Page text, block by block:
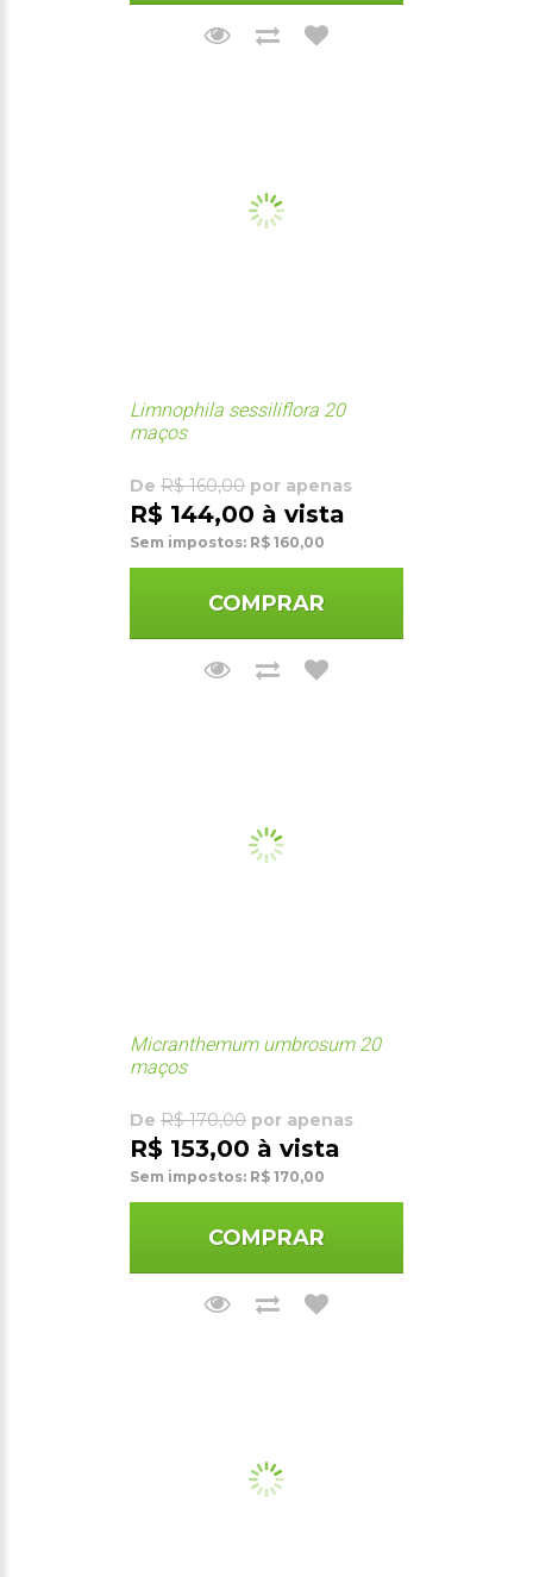
Limnophila sessiliflora 20
maços
De R$ 160,00 por apenas
R$ 144,00 à vista
Sem impostos: R$ 160,00
COMPRAR
Micranthemum umbrosum 20
maços
De R$ 170,00 por apenas
R$ 153,00 à vista
Sem impostos: R$ 170,00
COMPRAR